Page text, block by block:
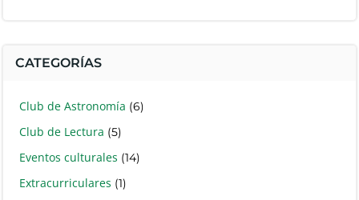
CATEGORÍAS
Club de Astronomía (6)
Club de Lectura (5)
Eventos culturales (14)
Extracurriculares (1)